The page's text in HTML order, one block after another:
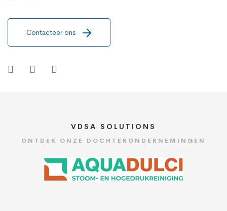
Contacteer ons
VDSA SOLUTIONS
ONTDEK ONZE DOCHTERONDERNEMINGEN